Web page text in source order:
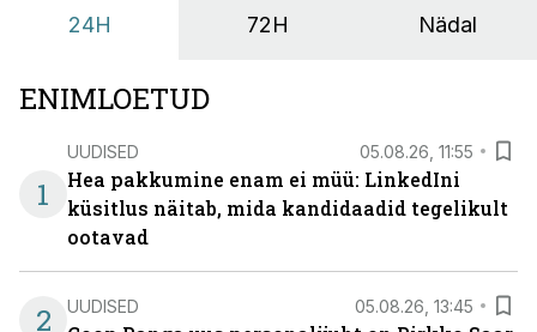
24H 72H Nädal
ENIMLOETUD
1
UUDISED 05.08.26, 11:55
Hea pakkumine enam ei müü: LinkedIni
küsitlus näitab, mida kandidaadid tegelikult
ootavad
2 UUDISED 05.08.26, 13:45